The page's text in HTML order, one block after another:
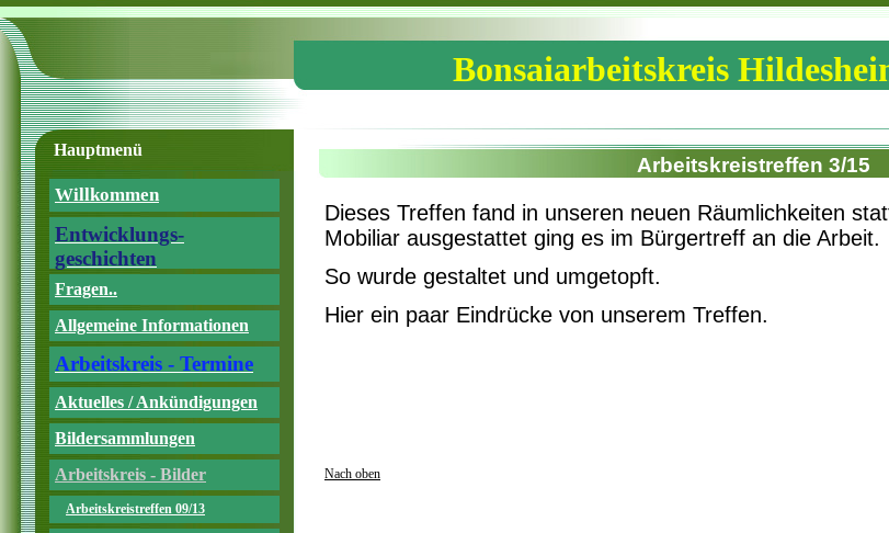
Bonsaiarbeitskreis
Hauptmenü
Willkommen
Entwicklungs-
geschichten
Fragen..
Allgemeine Informationen
Arbeitskreis - Termine
Aktuelles / Ankündigungen
Bildersammlungen
Arbeitskreis - Bilder
Arbeitskreistreffen 09/13
Arbeitskreistreffen 3/15
Dieses Treffen fand in unseren neuen Räumlichkeiten
Mobiliar ausgestattet ging es im Bürgertreff an die Arbeit.
So wurde gestaltet und umgetopft.
Hier ein paar Eindrücke von unserem Treffen.
Nach oben